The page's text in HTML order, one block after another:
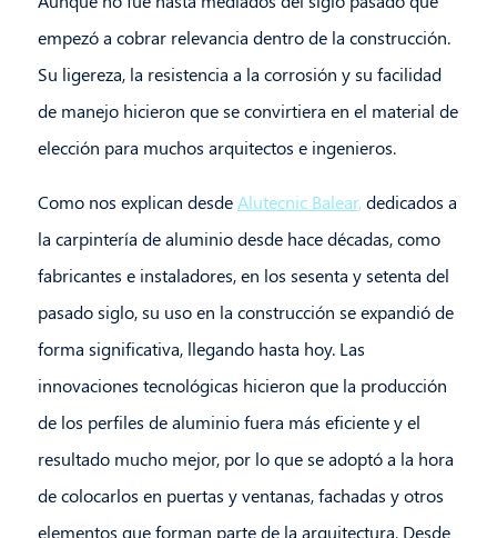
empezó a cobrar relevancia dentro de la construcción.
Su ligereza, la resistencia a la corrosión y su facilidad
de manejo hicieron que se convirtiera en el material de
elección para muchos arquitectos e ingenieros.
Como nos explican desdeAlutecnic Balear,dedicados a
la carpintería de aluminio desde hace décadas, como
fabricantes e instaladores, en los sesenta y setenta del
pasado siglo, su uso en la construcción se expandió de
forma significativa, llegando hasta hoy. Las
innovaciones tecnológicas hicieron que la producción
de los perfiles de aluminio fuera más eficiente y el
resultado mucho mejor, por lo que se adoptó a la hora
de colocarlos en puertas y ventanas, fachadas y otros
elementos que forman parte de la arquitectura. Desde